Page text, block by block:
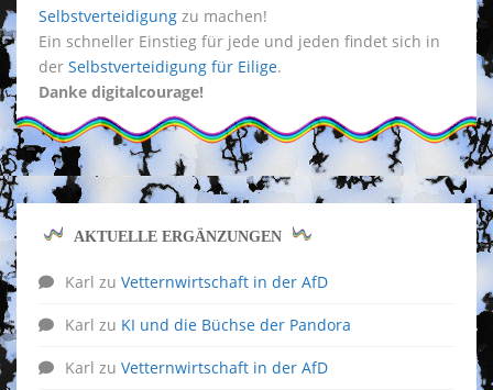
Selbstverteidigung zu machen!
Ein schneller Einstieg für jede und jeden findet sich in
der Selbstverteidigung für Eilige.
Danke digitalcourage!
AKTUELLE ERGÄNZUNGEN
Karl zu Vetternwirtschaft in der AfD
Karl zu KI und die Büchse der Pandora
Karl zu Vetternwirtschaft in der AfD